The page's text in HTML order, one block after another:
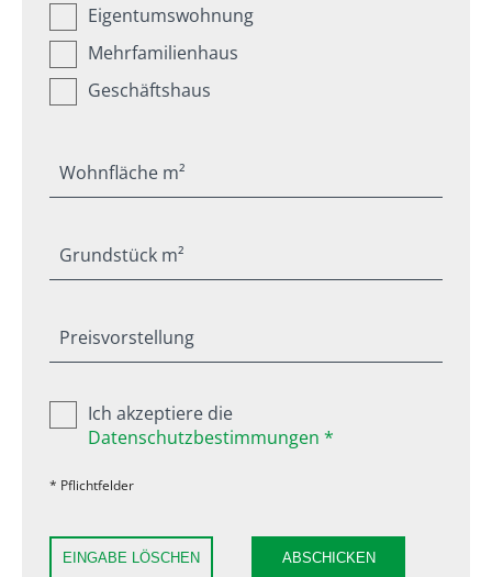
Eigentumswohnung
Mehrfamilienhaus
Geschäftshaus
Wohnfläche m²
Grundstück m²
Preisvorstellung
Ich akzeptiere die
Datenschutzbestimmungen *
* Pflichtfelder
EINGABE LÖSCHEN ABSCHICKEN